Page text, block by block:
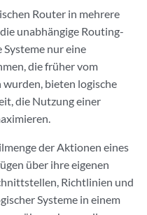
Router in mehrere
unabhängige Routing-
nur eine
die früher vom
bieten logische
die Nutzung einer
der Aktionen eines
über ihre eigenen
Richtlinien und
Systeme in einem